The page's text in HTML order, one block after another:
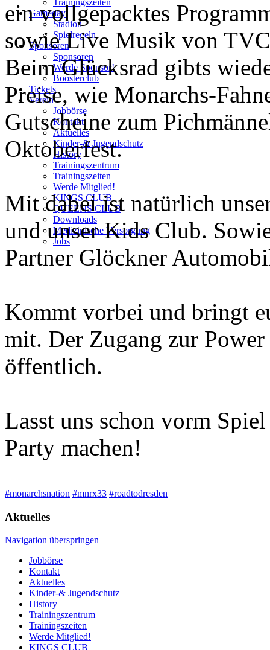
Trainingszeiten
Gameday
Stadion
Spielregeln
Sponsoren
Sponsoren
Werde Sponsor!
Boosterclub
Tickets
Verein
Jobbörse
Kontakt
Aktuelles
Kinder-& Jugendschutz
History
Trainingszentrum
Trainingszeiten
Werde Mitglied!
KINGS CLUB
QUEENS CLUB
Downloads
Medizinische Versorgung
Jobs
ein vollgepacktes
sowie Live Musik von
Beim Glücksrad gibts
Preise, wie Monarchs-
Gutscheine zum
Oktoberfest.
Mit dabei ist natürlich
und unser Kids Club.
Partner Glöckner
Kommt vorbei und bringt
mit. Der Zugang zur
öffentlich.
Lasst uns schon vorm
Party machen!
#monarchsnation #mnrx33 #roadtodresden
Aktuelles
Navigation überspringen
Jobbörse
Kontakt
Aktuelles
Kinder-& Jugendschutz
History
Trainingszentrum
Trainingszeiten
Werde Mitglied!
KINGS CLUB